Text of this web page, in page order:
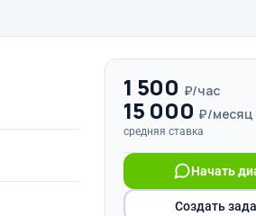
1 500 ₽/час
15 000 ₽/месяц
средняя ставка
Начать
Создать